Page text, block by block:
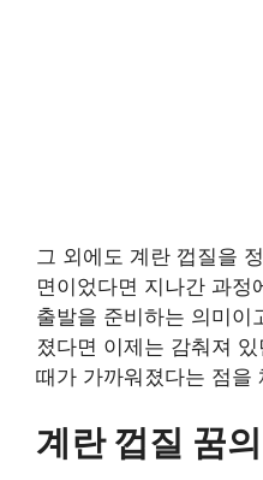
그 외에도 계란 껍질을
면이었다면 지나간 과정
출발을 준비하는 의미이
졌다면 이제는 감춰져
때가 가까워졌다는 점을
계란 껍질 꿈